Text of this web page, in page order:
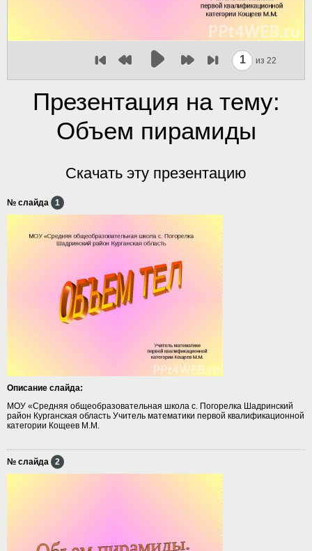
1 из 22
Презентация на тему:
Объем пирамиды
Скачать эту презентацию
№ слайда 1
Описание слайда:
МОУ «Средняя общеобразовательная школа с. Погорелка Шадринский
район Курганская область Учитель математики первой квалификационной
категории Кощеев М.М.
№ слайда 2